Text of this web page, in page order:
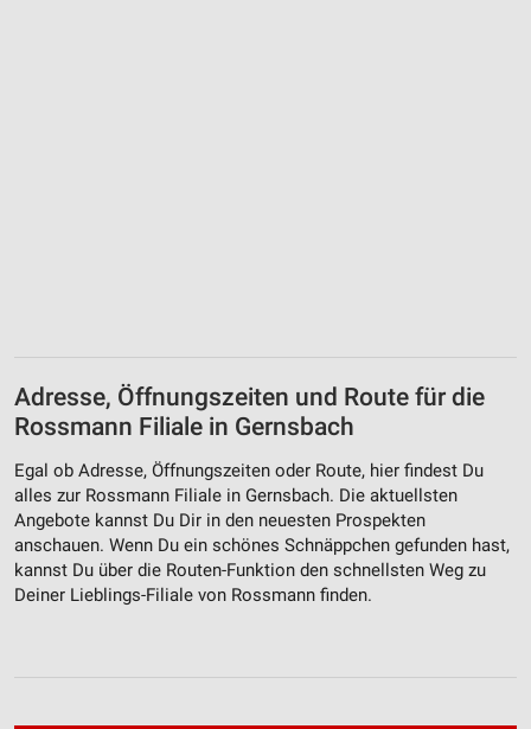
Adresse, Öffnungszeiten und Route für die
Rossmann Filiale in Gernsbach
Egal ob Adresse, Öffnungszeiten oder Route, hier findest Du
alles zur Rossmann Filiale in Gernsbach. Die aktuellsten
Angebote kannst Du Dir in den neuesten Prospekten
anschauen. Wenn Du ein schönes Schnäppchen gefunden hast,
kannst Du über die Routen-Funktion den schnellsten Weg zu
Deiner Lieblings-Filiale von Rossmann finden.